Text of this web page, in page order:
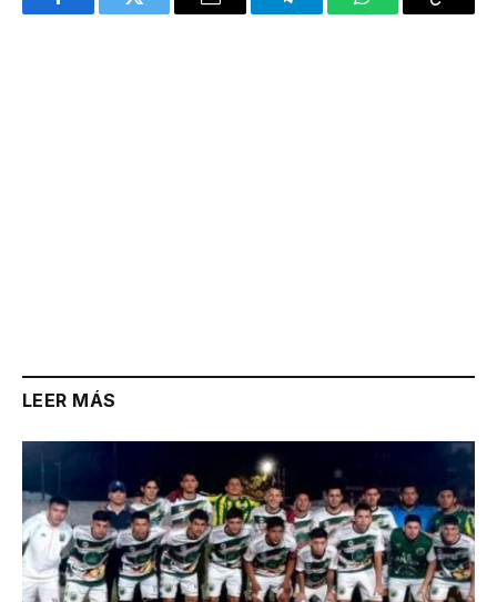
FacebookTwitter Email TelegramWhatsAppCopy
LEER MÁS